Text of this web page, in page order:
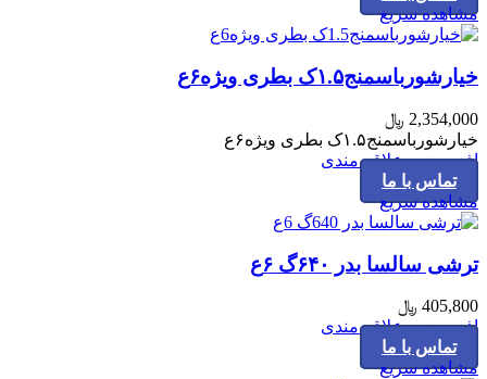
مشاهده سریع
خیارشورباسمنج۱.۵ک بطری ویژه۶ع
2,354,000 ﷼
خیارشورباسمنج۱.۵ک بطری ویژه۶ع
افزودن به علاقه مندی
تماس با ما
مشاهده سریع
ترشی سالسا بدر ۶۴۰گ ۶ع
405,800 ﷼
افزودن به علاقه مندی
تماس با ما
مشاهده سریع